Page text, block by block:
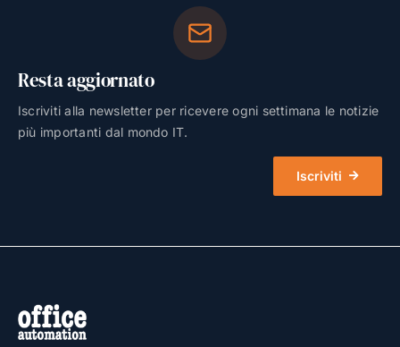
Resta aggiornato
Iscriviti alla newsletter per ricevere ogni settimana le notizie
più importanti dal mondo IT.
Iscriviti